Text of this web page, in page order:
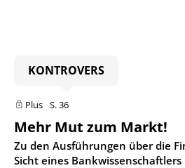
KONTROVERS
Plus S. 36
Mehr Mut zum Markt!
:
Zu den Ausführungen über die
Sicht eines Bankwissenschaftlers